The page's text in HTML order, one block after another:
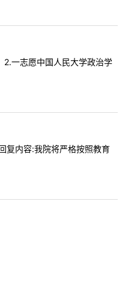
一志愿中国人民大学政治学
复内容:我院将严格按照教育